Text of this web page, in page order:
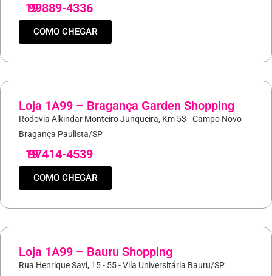
19
99889-4336
COMO CHEGAR
Loja 1A99 – Bragança Garden Shopping
Rodovia Alkindar Monteiro Junqueira, Km 53 - Campo Novo
Bragança Paulista/SP
19
97414-4539
COMO CHEGAR
Loja 1A99 – Bauru Shopping
Rua Henrique Savi, 15 - 55 - Vila Universitária Bauru/SP